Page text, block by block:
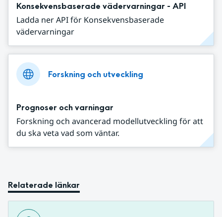
Konsekvensbaserade vädervarningar - API
Ladda ner API för Konsekvensbaserade
vädervarningar
Forskning och utveckling
Prognoser och varningar
Forskning och avancerad modellutveckling för att
du ska veta vad som väntar.
Relaterade länkar